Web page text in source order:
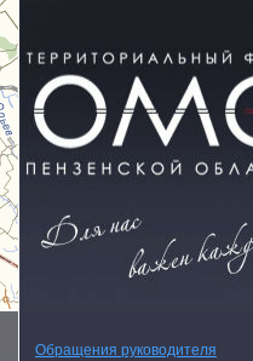
Обращения руководителя